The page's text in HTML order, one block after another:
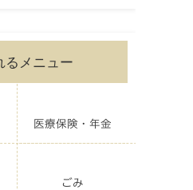
るメニュー
医療保険・年金
ごみ